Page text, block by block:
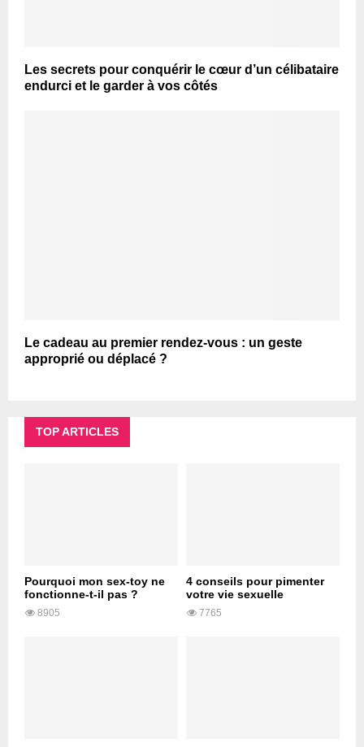
Les secrets pour conquérir le cœur d’un célibataire
endurci et le garder à vos côtés
Le cadeau au premier rendez-vous : un geste
approprié ou déplacé ?
TOP ARTICLES
Pourquoi mon sex-toy ne
fonctionne-t-il pas ?
8905
4 conseils pour pimenter
votre vie sexuelle
7765